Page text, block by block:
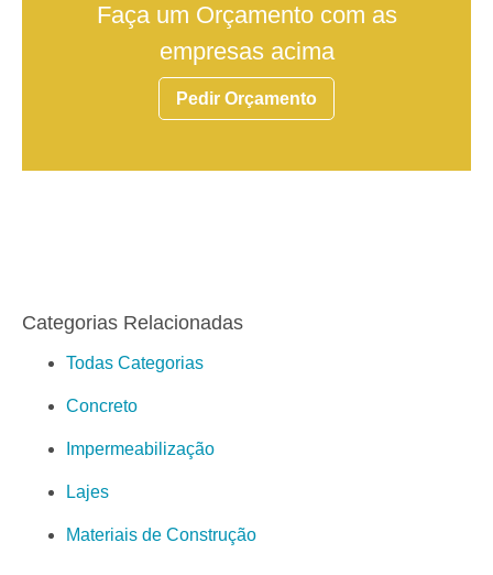
Faça um Orçamento com as
empresas acima
Pedir Orçamento
Categorias Relacionadas
Todas Categorias
Concreto
Impermeabilização
Lajes
Materiais de Construção